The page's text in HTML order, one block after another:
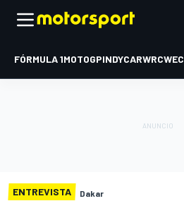
FÓRMULA 1MOTOGPINDYCARWRCWEC
ENTREVISTA Dakar